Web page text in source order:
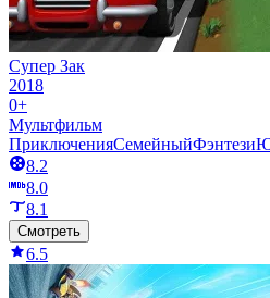
Супер Зак
2018
0+
Мультфильм
ПриключенияСемейныйФэнтези
8.2
8.0
8.1
Смотреть
6.5